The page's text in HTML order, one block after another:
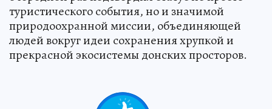
туристического события, но и значимой
природоохранной миссии, объединяющей
людей вокруг идеи сохранения хрупкой и
прекрасной экосистемы донских просторов.